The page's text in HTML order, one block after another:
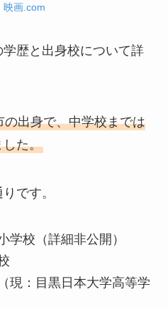
映画.com
歴と出身校について詳
出身で、中学校までは
した。
です。
学校（詳細非公開）
現：目黒日本大学高等学